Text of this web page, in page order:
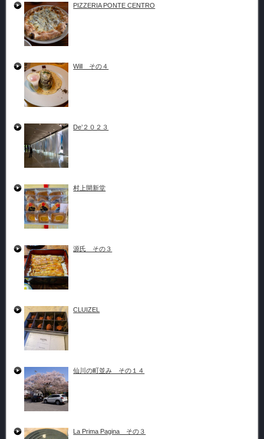
PIZZERIA PONTE CENTRO
Will その４
De’２０２３
村上開新堂
源氏 その３
CLUIZEL
仙川の町並み その１４
La Prima Pagina その３